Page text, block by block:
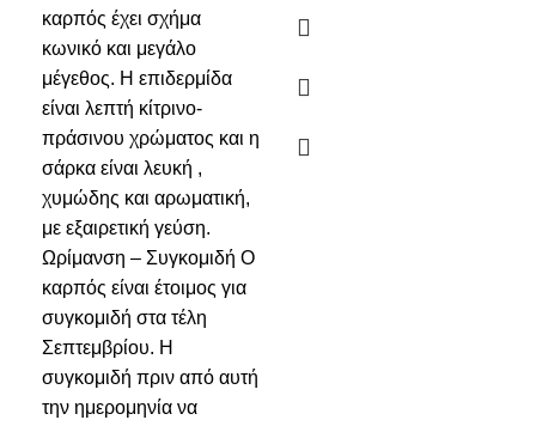
καρπός έχει σχήμα
κωνικό και μεγάλο
μέγεθος. Η επιδερμίδα
είναι λεπτή κίτρινο-
πράσινου χρώματος και η
σάρκα είναι λευκή ,
χυμώδης και αρωματική,
με εξαιρετική γεύση.
Ωρίμανση – Συγκομιδή Ο
καρπός είναι έτοιμος για
συγκομιδή στα τέλη
Σεπτεμβρίου. Η
συγκομιδή πριν από αυτή
την ημερομηνία να